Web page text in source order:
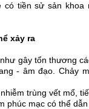
có tiền sử sản
xảy ra
gây tổn thương
- âm đạo. Chảy
trùng vết mổ,
phúc mạc có thể